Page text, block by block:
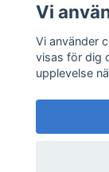
Vi
Vi använder
visas för dig
upplevelse